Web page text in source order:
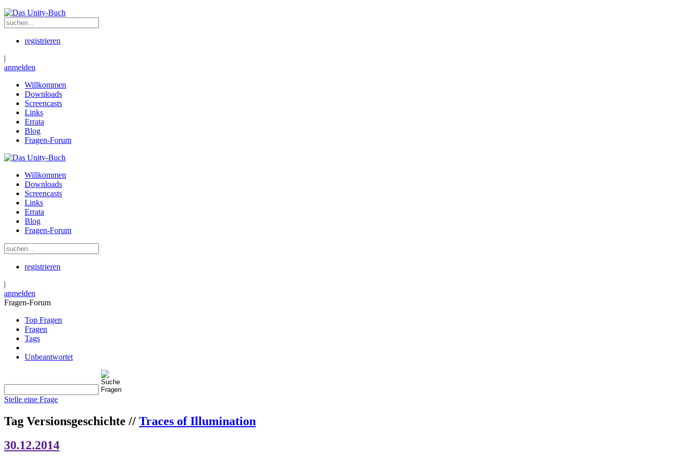
registrieren
|
anmelden
Willkommen
Downloads
Screencasts
Links
Errata
Blog
Fragen-Forum
Willkommen
Downloads
Screencasts
Links
Errata
Blog
Fragen-Forum
registrieren
|
anmelden
Fragen-Forum
Top Fragen
Fragen
Tags
Unbeantwortet
Stelle eine Frage
Tag Versionsgeschichte // Traces of Illumination
30.12.2014